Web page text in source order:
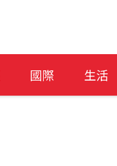
國際 生活